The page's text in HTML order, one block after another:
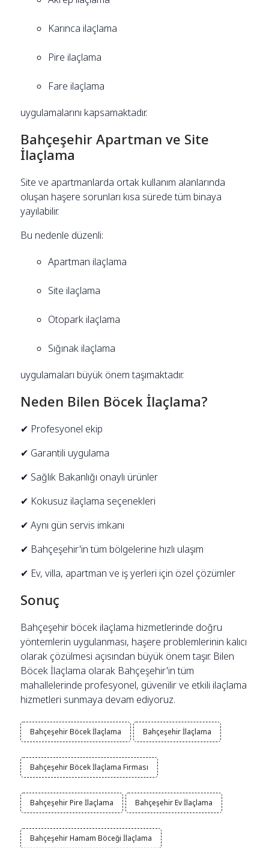
Karınca ilaçlama
Pire ilaçlama
Fare ilaçlama
uygulamalarını kapsamaktadır.
Bahçeşehir Apartman ve Site
İlaçlama
Site ve apartmanlarda ortak kullanım alanlarında
oluşan haşere sorunları kısa sürede tüm binaya
yayılabilir.
Bu nedenle düzenli:
Apartman ilaçlama
Site ilaçlama
Otopark ilaçlama
Sığınak ilaçlama
uygulamaları büyük önem taşımaktadır.
Neden Bilen Böcek İlaçlama?
✔ Profesyonel ekip
✔ Garantili uygulama
✔ Sağlık Bakanlığı onaylı ürünler
✔ Kokusuz ilaçlama seçenekleri
✔ Aynı gün servis imkanı
✔ Bahçeşehir'in tüm bölgelerine hızlı ulaşım
✔ Ev, villa, apartman ve iş yerleri için özel çözümler
Sonuç
Bahçeşehir böcek ilaçlama hizmetlerinde doğru
yöntemlerin uygulanması, haşere problemlerinin kalıcı
olarak çözülmesi açısından büyük önem taşır. Bilen
Böcek İlaçlama olarak Bahçeşehir'in tüm
mahallelerinde profesyonel, güvenilir ve etkili ilaçlama
hizmetleri sunmaya devam ediyoruz.
Bahçeşehir Böcek İlaçlama Bahçeşehir İlaçlama
Bahçeşehir Böcek İlaçlama Firması
Bahçeşehir Pire İlaçlama Bahçeşehir Ev İlaçlama
Bahçeşehir Hamam Böceği İlaçlama